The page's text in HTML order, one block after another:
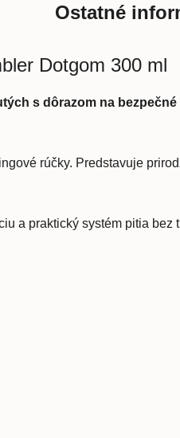
Ostatné
Dotgom 300 ml
s dôrazom na
rúčky. Predstavuje
a praktický systém pitia bez